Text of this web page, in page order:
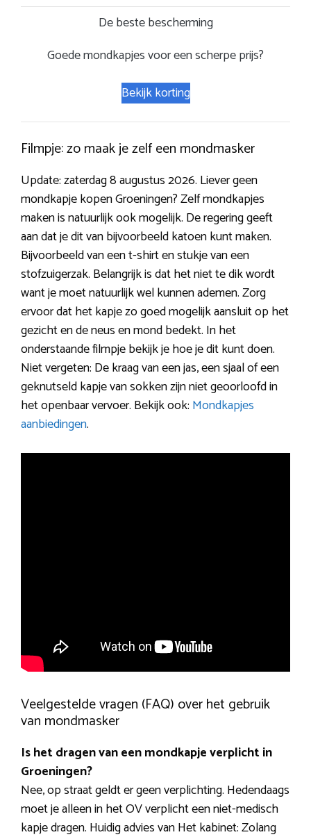
De beste bescherming
Goede mondkapjes voor een scherpe prijs?
Bekijk korting
Filmpje: zo maak je zelf een mondmasker
Update: zaterdag 8 augustus 2026. Liever geen
mondkapje kopen Groeningen? Zelf mondkapjes
maken is natuurlijk ook mogelijk. De regering geeft
aan dat je dit van bijvoorbeeld katoen kunt maken.
Bijvoorbeeld van een t-shirt en stukje van een
stofzuigerzak. Belangrijk is dat het niet te dik wordt
want je moet natuurlijk wel kunnen ademen. Zorg
ervoor dat het kapje zo goed mogelijk aansluit op het
gezicht en de neus en mond bedekt. In het
onderstaande filmpje bekijk je hoe je dit kunt doen.
Niet vergeten: De kraag van een jas, een sjaal of een
geknutseld kapje van sokken zijn niet geoorloofd in
het openbaar vervoer. Bekijk ook: Mondkapjes
aanbiedingen.
Veelgestelde vragen (FAQ) over het gebruik
van mondmasker
Is het dragen van een mondkapje verplicht in
Groeningen?
Nee, op straat geldt er geen verplichting. Hedendaags
moet je alleen in het OV verplicht een niet-medisch
kapje dragen. Huidig advies van Het kabinet: Zolang